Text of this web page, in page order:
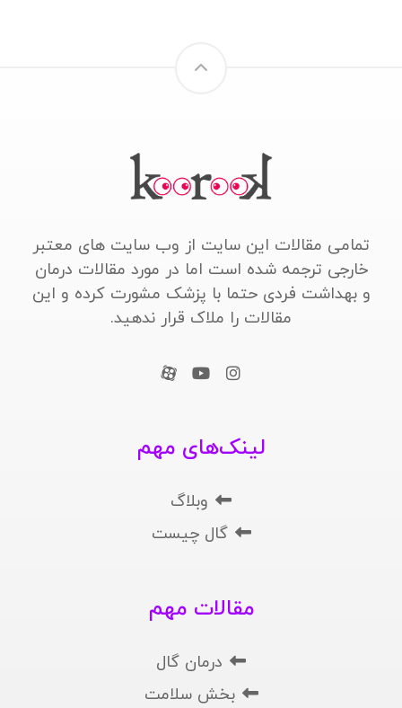
تمامی مقالات این سایت از وب سایت های معتبر
خارجی ترجمه شده است اما در مورد مقالات درمان
و بهداشت فردی حتما با پزشک مشورت کرده و این
مقالات را ملاک قرار ندهید.
لینک‌های مهم
وبلاگ
گال چیست
مقالات مهم
درمان گال
بخش سلامت